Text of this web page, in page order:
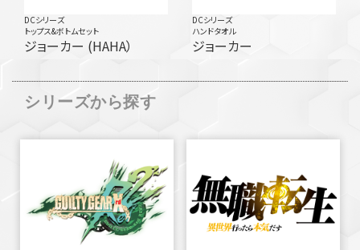
DCシリーズ
トップス&ボトムセット
ジョーカー (HAHA）
DCシリーズ
ハンドタオル
ジョーカー
シリーズから探す